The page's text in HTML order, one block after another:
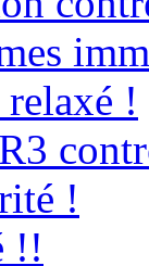
!
!
!!